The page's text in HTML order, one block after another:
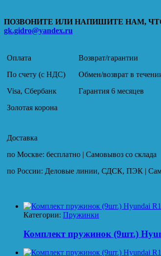
ПОЗВОНИТЕ ИЛИ НАПИШИТЕ НАМ,
gk.gidro@yandex.ru
Оплата
По счету (с НДС)
Visa, Сбербанк
Золотая корона
Возврат/гарантии
Обмен/возврат в
Гарантия 6 месяцев
Доставка
по Москве: бесплатно | Самовывоз со склада
по России: Деловые линии, СДСК, ПЭК |
Категории: Пружинки
Комплект пружинок (9шт.)